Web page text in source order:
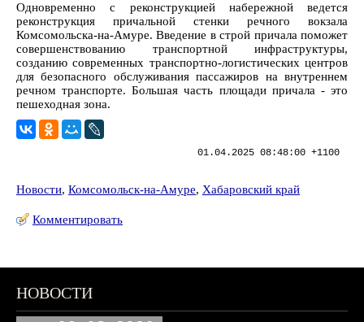
Одновременно с реконструкцией набережной ведется
реконструкция причальной стенки речного вокзала
Комсомольска-на-Амуре. Введение в строй причала поможет
совершенствованию транспортной инфраструктуры,
созданию современных транспортно-логистических центров
для безопасного обслуживания пассажиров на внутреннем
речном транспорте. Большая часть площади причала - это
пешеходная зона.
01.04.2025 08:48:00 +1100
Новости, Комсомольск-на-Амуре, Хабаровский край
Комментировать
НОВОСТИ